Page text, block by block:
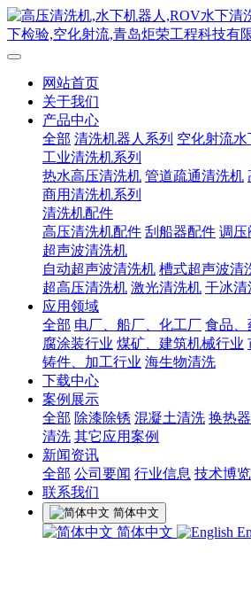
网站首页
关于我们
产品中心
全部 清洗机器人系列 空化射流水
工业清洗机系列
热水高压清洗机 管道疏通清洗机
商用清洗机系列
清洗机配件
高压清洗机配件 刮船器配件 调压
超声波清洗机
自动超声波清洗机 槽式超声波清
超高压清洗机 激光清洗机 干冰清
应用领域
全部 电厂、船厂、化工厂 食品、
腐涂装行业 煤矿、建筑机械行业
铸件、加工行业 海生物清洗
下载中心
案例展示
全部 除漆除锈 混凝土清洗 换热
清洗 其它应用案例
新闻资讯
全部 公司要闻 行业信息 技术博览
联系我们
简体中文
简体中文